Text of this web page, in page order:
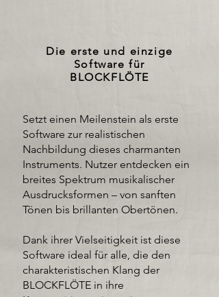
Die erste und einzige
Software für
BLOCKFLÖTE
Setzt einen Meilenstein als erste
Software zur realistischen
Nachbildung dieses charmanten
Instruments. Nutzer entdecken ein
breites Spektrum musikalischer
Ausdrucksformen – von sanften
Tönen bis brillanten Obertönen.
Dank ihrer Vielseitigkeit ist diese
Software ideal für alle, die den
charakteristischen Klang der
BLOCKFLÖTE in ihre